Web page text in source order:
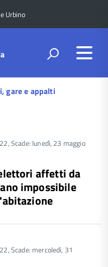
Urbino
gare e appalti
Scade: lunedì, 23 maggio
affetti da
impossibile
Scade: mercoledì, 31